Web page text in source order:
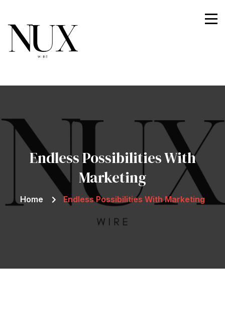
Nuxwire
Endless Possibilities With
Marketing
Home Endless Possibilities With Marketing